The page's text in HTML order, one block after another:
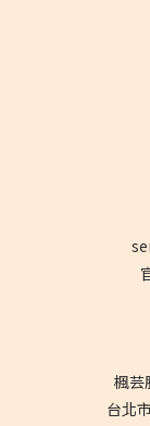
楓芸
台北